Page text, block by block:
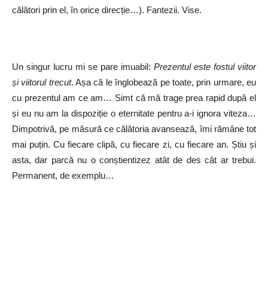
călători prin el, în orice direcție…). Fantezii. Vise.
Un singur lucru mi se pare imuabil: Prezentul este fostul viitor
și viitorul trecut. Așa că le înglobează pe toate, prin urmare, eu
cu prezentul am ce am… Simt că mă trage prea rapid după el
și eu nu am la dispoziție o eternitate pentru a-i ignora viteza…
Dimpotrivă, pe măsură ce călătoria avansează, îmi rămâne tot
mai puțin. Cu fiecare clipă, cu fiecare zi, cu fiecare an. Știu și
asta, dar parcă nu o conștientizez atât de des cât ar trebui.
Permanent, de exemplu…